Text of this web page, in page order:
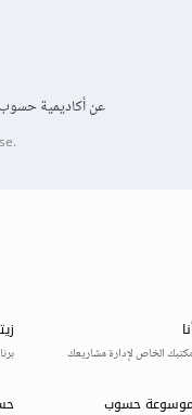
عن أكاديمية حسوب